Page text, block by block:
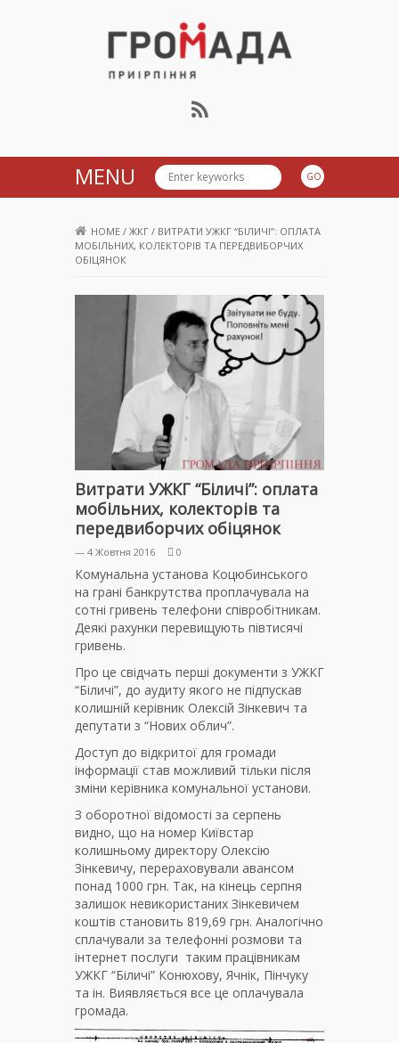
Громада Приірпіння
MENU
HOME / ЖКГ / ВИТРАТИ УЖКГ “БІЛИЧІ”: ОПЛАТА
МОБІЛЬНИХ, КОЛЕКТОРІВ ТА ПЕРЕДВИБОРЧИХ
ОБІЦЯНОК
Витрати УЖКГ “Біличі”: оплата
мобільних, колекторів та
передвиборчих обіцянок
— 4 Жовтня 2016 0
Комунальна установа Коцюбинського
на грані банкрутства проплачувала на
сотні гривень телефони співробітникам.
Деякі рахунки перевищують півтисячі
гривень.
Про це свідчать перші документи з УЖКГ
“Біличі”, до аудиту якого не підпускав
колишній керівник Олексій Зінкевич та
депутати з “Нових облич”.
Доступ до відкритої для громади
інформації став можливий тільки після
зміни керівника комунальної установи.
З оборотної відомості за серпень
видно, що на номер Київстар
колишньому директору Олексію
Зінкевичу, перераховували авансом
понад 1000 грн. Так, на кінець серпня
залишок невикористаних Зінкевичем
коштів становить 819,69 грн. Аналогічно
сплачували за телефонні розмови та
інтернет послуги таким працівникам
УЖКГ “Біличі” Конюхову, Ячнік, Пінчуку
та ін. Виявляється все це оплачувала
громада.